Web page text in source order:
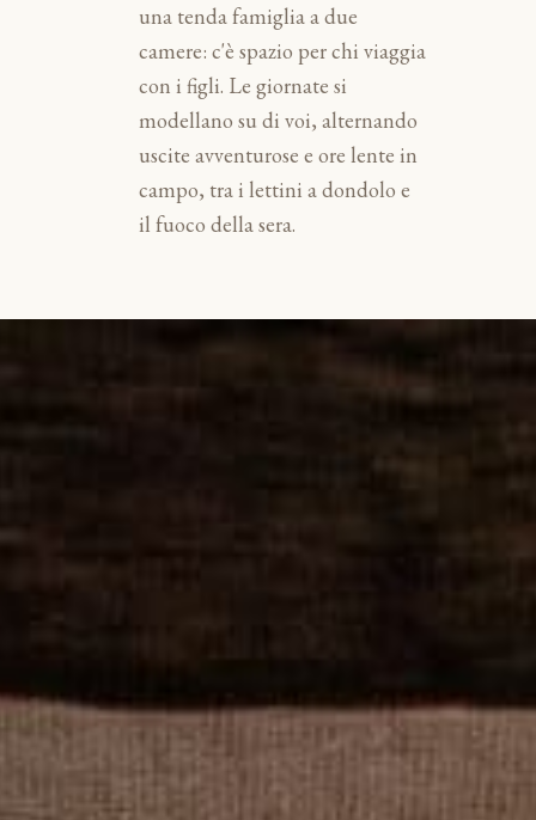
una tenda famiglia a due
camere: c'è spazio per chi viaggia
con i figli. Le giornate si
modellano su di voi, alternando
uscite avventurose e ore lente in
campo, tra i lettini a dondolo e
il fuoco della sera.